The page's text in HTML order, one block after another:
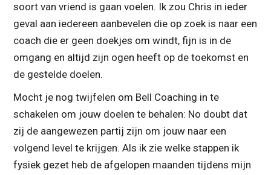
soort van vriend is gaan voelen. Ik zou Chris in ieder
geval aan iedereen aanbevelen die op zoek is naar een
coach die er geen doekjes om windt, fijn is in de
omgang en altijd zijn ogen heeft op de toekomst en
de gestelde doelen.
Mocht je nog twijfelen om Bell Coaching in te
schakelen om jouw doelen te behalen: No doubt dat
zij de aangewezen partij zijn om jouw naar een
volgend level te krijgen. Als ik zie welke stappen ik
fysiek gezet heb de afgelopen maanden tijdens mijn